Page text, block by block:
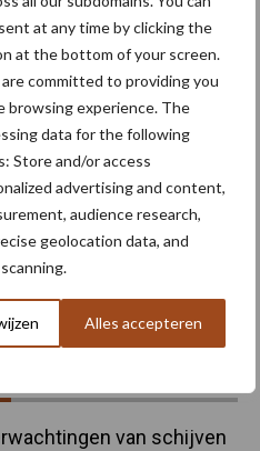
at any time by clicking the
at the bottom of your screen.
committed to providing you
browsing experience. The
data for the following
Store and/or access
advertising and content,
audience research,
geolocation data, and
Alles accepteren
van schijven
Duurzaamheid
meer